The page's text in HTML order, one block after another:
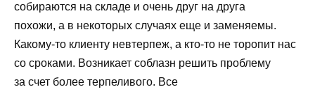
собираются на складе и очень друг на друга
похожи, а в некоторых случаях еще и заменяемы.
Какому-то клиенту невтерпеж, а кто-то не торопит нас
со сроками. Возникает соблазн решить проблему
за счет более терпеливого. Все